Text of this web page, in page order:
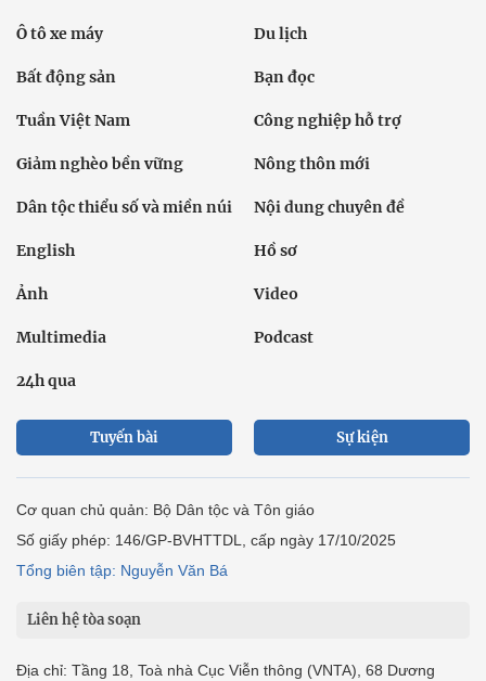
Ô tô xe máy Du lịch
Bất động sản Bạn đọc
Tuần Việt Nam Công nghiệp hỗ trợ
Giảm nghèo bền vững Nông thôn mới
Dân tộc thiểu số và miền núi Nội dung chuyên đề
English Hồ sơ
Ảnh Video
Multimedia Podcast
24h qua
Tuyến bài Sự kiện
Cơ quan chủ quản: Bộ Dân tộc và Tôn giáo
Số giấy phép: 146/GP-BVHTTDL, cấp ngày 17/10/2025
Tổng biên tập: Nguyễn Văn Bá
Liên hệ tòa soạn
Địa chỉ: Tầng 18, Toà nhà Cục Viễn thông (VNTA), 68 Dương